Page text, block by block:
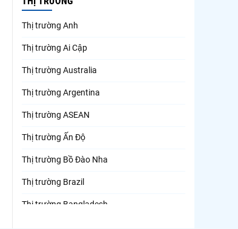
Thị trường Anh
Thị trường Ai Cập
Thị trường Australia
Thị trường Argentina
Thị trường ASEAN
Thị trường Ấn Độ
Thị trường Bồ Đào Nha
Thị trường Brazil
Thị trường Bangladesh